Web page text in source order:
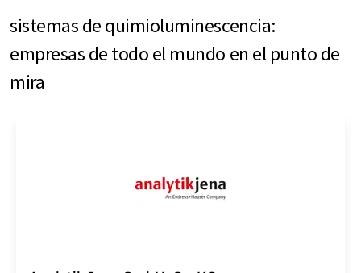
sistemas de quimioluminescencia:
empresas de todo el mundo en el punto de
mira